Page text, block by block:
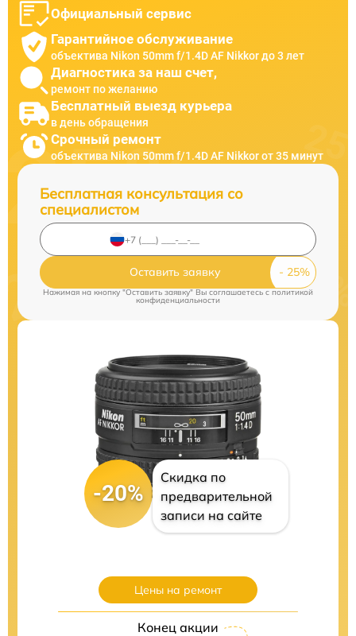
Официальный сервис
Гарантийное обслуживание
объектива Nikon 50mm f/1.4D AF Nikkor до 3 лет
Диагностика за наш счет,
ремонт по желанию
Бесплатный выезд курьера
в день обращения
Срочный ремонт
объектива Nikon 50mm f/1.4D AF Nikkor от 35 минут
Бесплатная консультация со
специалистом
Оставить заявку
Нажимая на кнопку "Оставить заявку" Вы соглашаетесь cполитикой
конфиденциальности
-20%
Скидка по
предварительной
записи на сайте
Цены на ремонт
Конец акции